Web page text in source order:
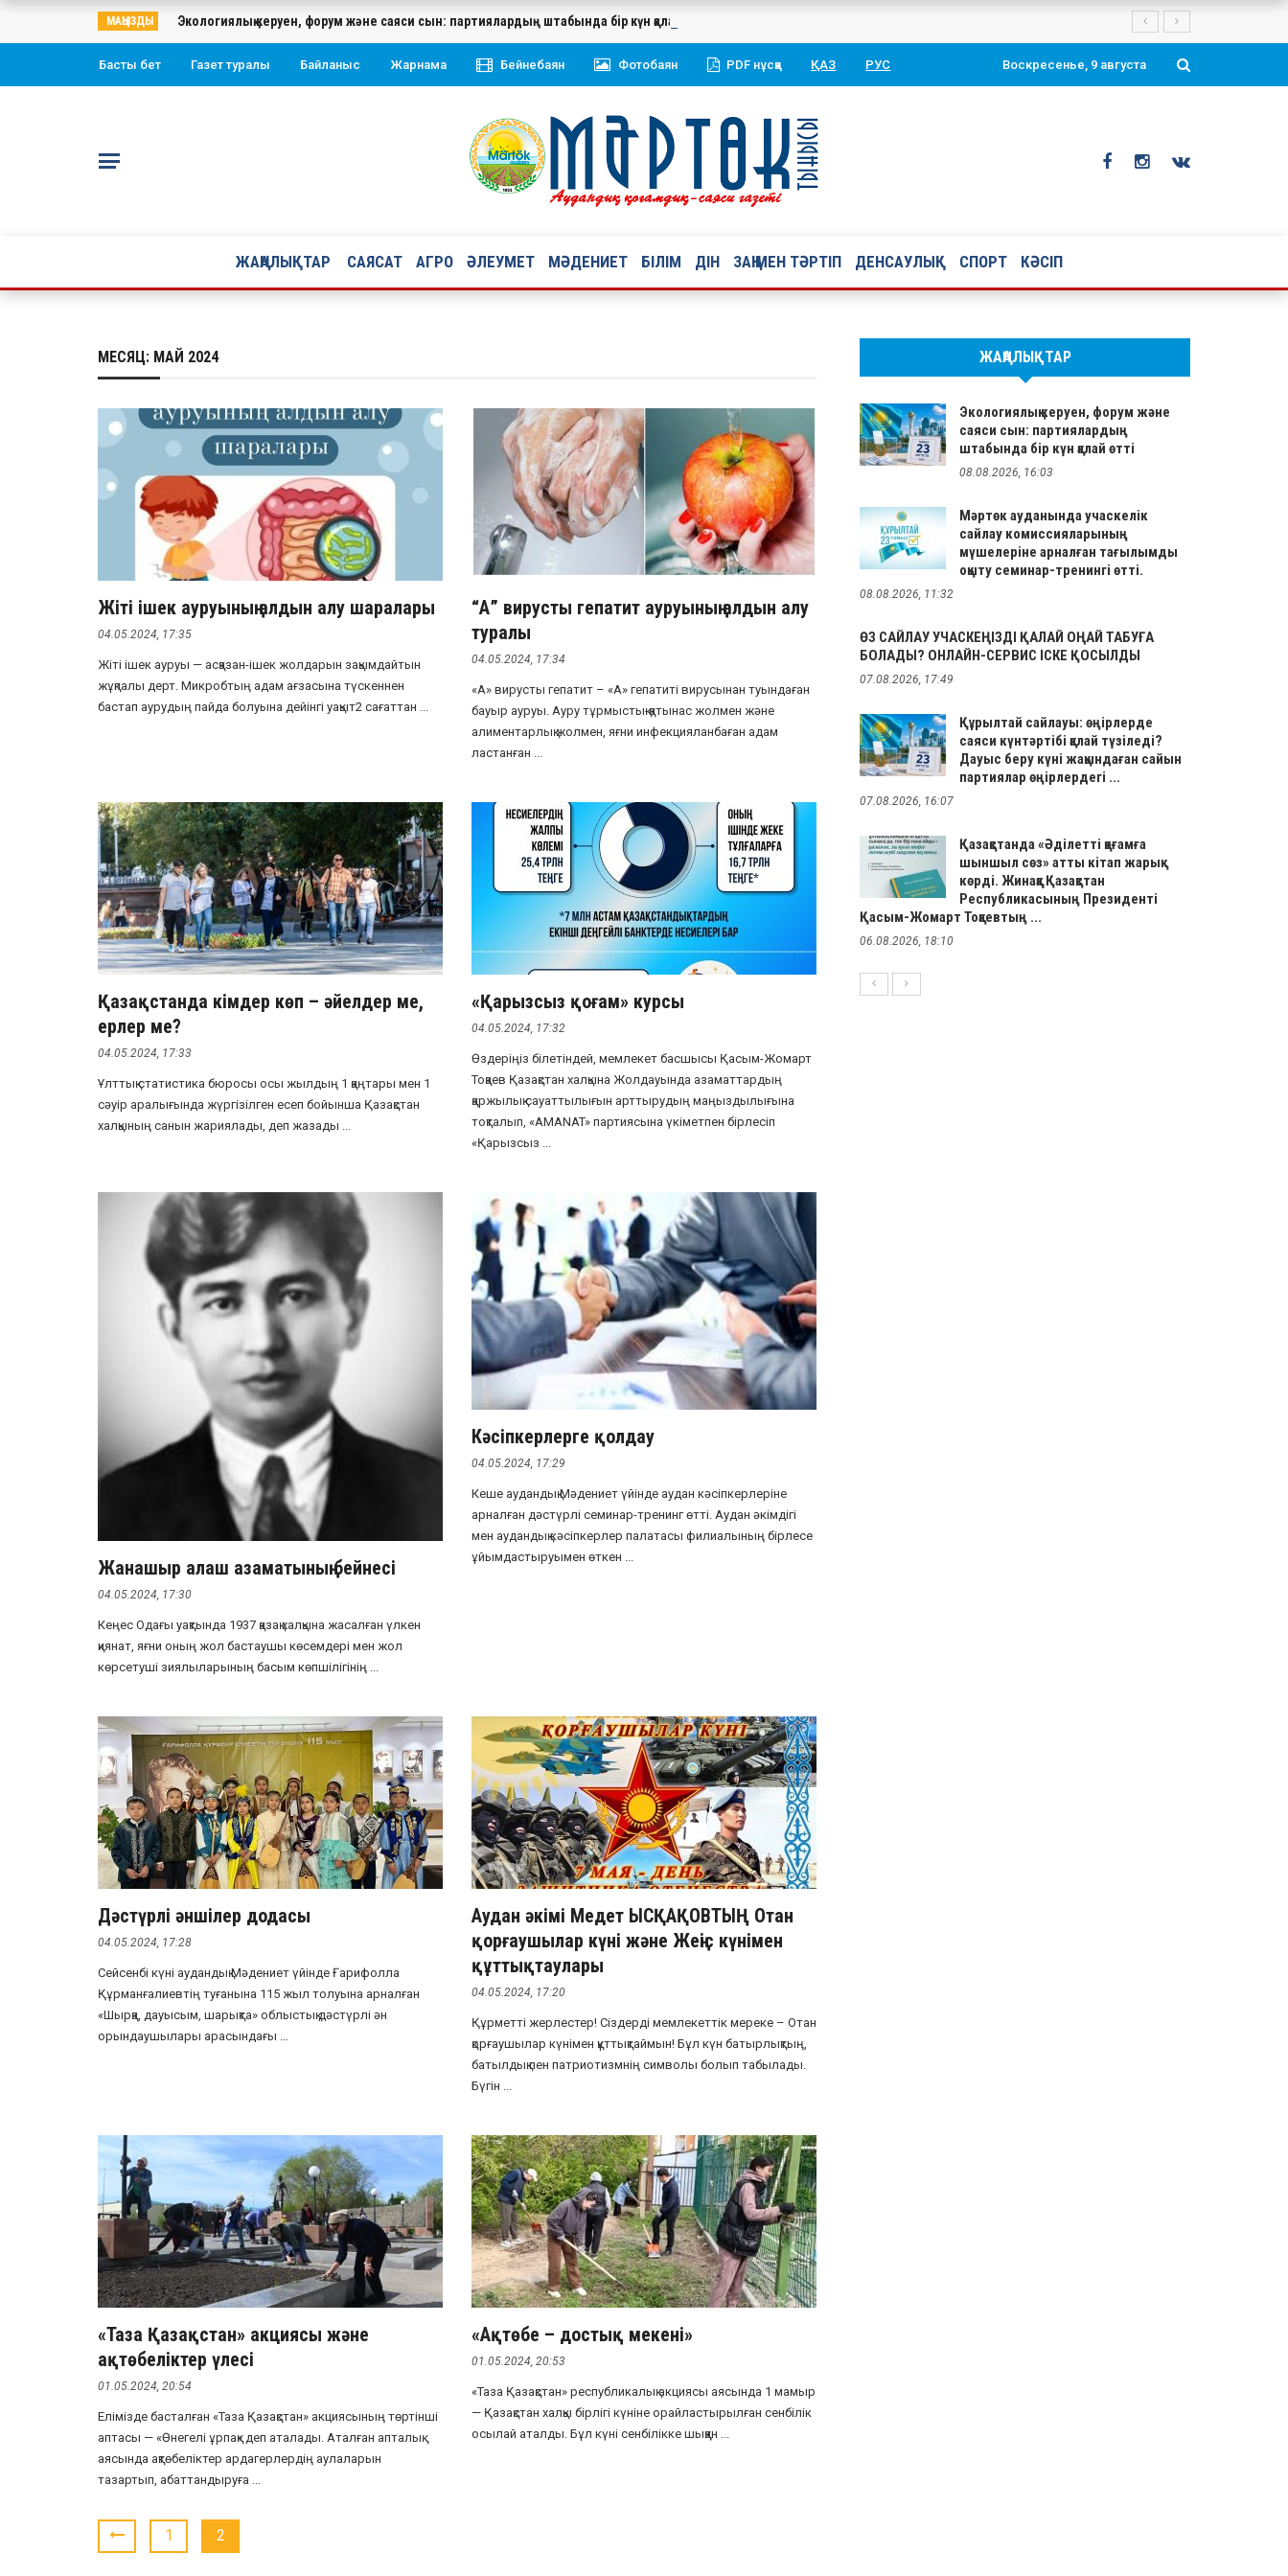
МАҢЫЗДЫ Экологиялық керуен, форум және саяси сын: партиялардың штабында бір күн қалай өтті
Басты бет Газет туралы Байланыс Жарнама Бейнебаян Фотобаян PDF нұсқа ҚАЗ РУС Воскресенье, 9 августа
ЖАҢАЛЫҚТАР САЯСАТ АГРО ӘЛЕУМЕТ МӘДЕНИЕТ БІЛІМ ДІН ЗАҢ МЕН ТӘРТІП ДЕНСАУЛЫҚ СПОРТ КӘСІП
МЕСЯЦ: МАЙ 2024
Жіті ішек ауруының алдын алу шаралары
04.05.2024, 17:35
Жіті ішек ауруы — асқазан-ішек жолдарын зақымдайтын
жұқпалы дерт. Микробтың адам ағзасына түскеннен
бастап аурудың пайда болуына дейінгі уақыт2 сағаттан ...
“А” вирусты гепатит ауруының алдын алу
туралы
04.05.2024, 17:34
«А» вирусты гепатит – «А» гепатиті вирусынан туындаған
бауыр ауруы. Ауру тұрмыстық-қатынас жолмен және
алиментарлық жолмен, яғни инфекцияланбаған адам
ластанған ...
Қазақстанда кімдер көп – әйелдер ме,
ерлер ме?
04.05.2024, 17:33
Ұлттық статистика бюросы осы жылдың 1 қаңтары мен 1
сәуір аралығында жүргізілген есеп бойынша Қазақстан
халқының санын жариялады, деп жазады ...
«Қарызсыз қоғам» курсы
04.05.2024, 17:32
Өздеріңіз білетіндей, мемлекет басшысы Қасым-Жомарт
Тоқаев Қазақстан халқына Жолдауында азаматтардың
қаржылық сауаттылығын арттырудың маңыздылығына
тоқталып, «АMANAT» партиясына үкіметпен бірлесіп
«Қарызсыз ...
Жанашыр алаш азаматының бейнесі
04.05.2024, 17:30
Кеңес Одағы уақтында 1937 қазақ халқына жасалған үлкен
қиянат, яғни оның жол бастаушы көсемдері мен жол
көрсетуші зиялыларының басым көпшілігінің ...
Кәсіпкерлерге қолдау
04.05.2024, 17:29
Кеше аудандық Мәдениет үйінде аудан кәсіпкерлеріне
арналған дәстүрлі семинар-тренинг өтті. Аудан әкімдігі
мен аудандық кәсіпкерлер палатасы филиалының бірлесе
ұйымдастыруымен өткен ...
Дәстүрлі әншілер додасы
04.05.2024, 17:28
Сейсенбі күні аудандық Мәдениет үйінде Ғарифолла
Құрманғалиевтің туғанына 115 жыл толуына арналған
«Шырқа, дауысым, шарықта» облыстық дәстүрлі ән
орындаушылары арасындағы ...
Аудан әкімі Медет ЫСҚАҚОВТЫҢ Отан
қорғаушылар күні және Жеңіс күнімен
құттықтаулары
04.05.2024, 17:20
Құрметті жерлестер! Сіздерді мемлекеттік мереке – Отан
қорғаушылар күнімен құттықтаймын! Бұл күн батырлықтың,
батылдық пен патриотизмнің символы болып табылады.
Бүгін ...
«Таза Қазақстан» акциясы және
ақтөбеліктер үлесі
01.05.2024, 20:54
Елімізде басталған «Таза Қазақстан» акциясының төртінші
аптасы — «Өнегелі ұрпақ» деп аталады. Аталған апталық
аясында ақтөбеліктер ардагерлердің аулаларын
тазартып, абаттандыруға ...
«Ақтөбе – достық мекені»
01.05.2024, 20:53
«Таза Қазақстан» республикалық акциясы аясында 1 мамыр
— Қазақстан халқы бірлігі күніне орайластырылған сенбілік
осылай аталды. Бұл күні сенбілікке шыққан ...
1 2
ЖАҢАЛЫҚТАР
Экологиялық керуен, форум және
саяси сын: партиялардың
штабында бір күн қалай өтті
08.08.2026, 16:03
Мәртөк ауданында учаскелік
сайлау комиссияларының
мүшелеріне арналған тағылымды
оқыту семинар-тренингі өтті.
08.08.2026, 11:32
ӨЗ САЙЛАУ УЧАСКЕҢІЗДІ ҚАЛАЙ ОҢАЙ ТАБУҒА
БОЛАДЫ? ОНЛАЙН-СЕРВИС ІСКЕ ҚОСЫЛДЫ
07.08.2026, 17:49
Құрылтай сайлауы: өңірлерде
саяси күнтәртібі қалай түзіледі?
Дауыс беру күні жақындаған сайын
партиялар өңірлердегі ...
07.08.2026, 16:07
Қазақстанда «Әділетті қоғамға
шыншыл сөз» атты кітап жарық
көрді. Жинаққа Қазақстан
Республикасының Президенті
Қасым-Жомарт Тоқаевтың ...
06.08.2026, 18:10